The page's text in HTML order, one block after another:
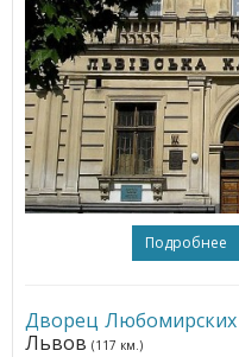
Подробнее
Дворец
Львов (117 км.)